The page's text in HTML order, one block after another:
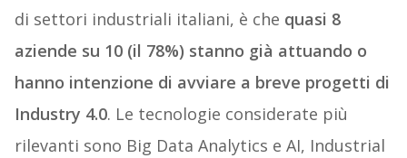
di settori industriali italiani, è che quasi 8
aziende su 10 (il 78%) stanno già attuando o
hanno intenzione di avviare a breve progetti di
Industry 4.0. Le tecnologie considerate più
rilevanti sono Big Data Analytics e AI, Industrial